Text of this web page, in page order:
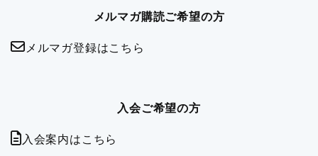
メルマガ購読ご希望の方
メルマガ登録はこちら
入会ご希望の方
入会案内はこちら